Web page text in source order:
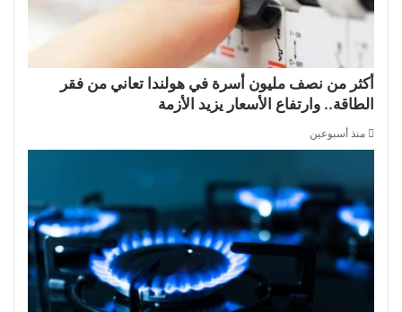
أكثر من نصف مليون أسرة في هولندا تعاني من فقر
الطاقة.. وارتفاع الأسعار يزيد الأزمة
منذ أسبوعين